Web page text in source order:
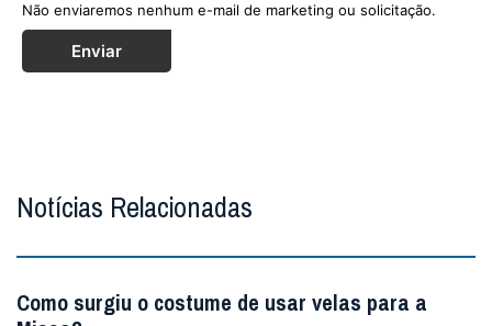
Não enviaremos nenhum e-mail de marketing ou solicitação.
Enviar
Notícias Relacionadas
Como surgiu o costume de usar velas para a